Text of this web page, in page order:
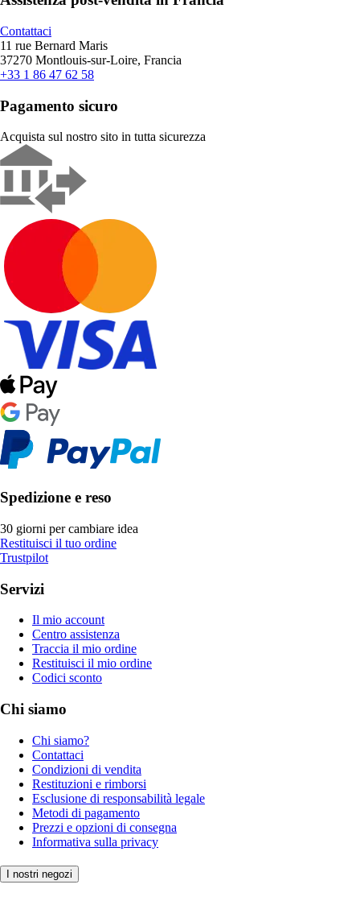
Contattaci
11 rue Bernard Maris
37270 Montlouis-sur-Loire, Francia
+33 1 86 47 62 58
Pagamento sicuro
Acquista sul nostro sito in tutta sicurezza
Spedizione e reso
30 giorni per cambiare idea
Restituisci il tuo ordine
Trustpilot
Servizi
Il mio account
Centro assistenza
Traccia il mio ordine
Restituisci il mio ordine
Codici sconto
Chi siamo
Chi siamo?
Contattaci
Condizioni di vendita
Restituzioni e rimborsi
Esclusione di responsabilità legale
Metodi di pagamento
Prezzi e opzioni di consegna
Informativa sulla privacy
I nostri negozi